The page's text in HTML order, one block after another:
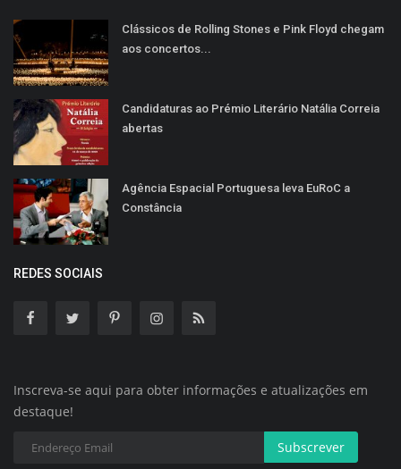
Clássicos de Rolling Stones e Pink Floyd chegam
aos concertos...
Candidaturas ao Prémio Literário Natália Correia
abertas
Agência Espacial Portuguesa leva EuRoC a
Constância
REDES SOCIAIS
Inscreva-se aqui para obter informações e atualizações em
destaque!
Subscrever